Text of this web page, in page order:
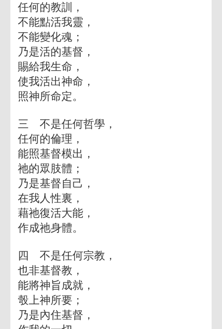
任何的教訓，
不能點活我靈，
不能變化魂；
乃是活的基督，
賜給我生命，
使我活出神命，
照神所命定。
三 不是任何哲學，
任何的倫理，
能照基督模出，
祂的眾肢體；
乃是基督自己，
在我人性裏，
藉祂復活大能，
作成祂身體。
四 不是任何宗教，
也非基督教，
能將神旨成就，
彀上神所要；
乃是內住基督，